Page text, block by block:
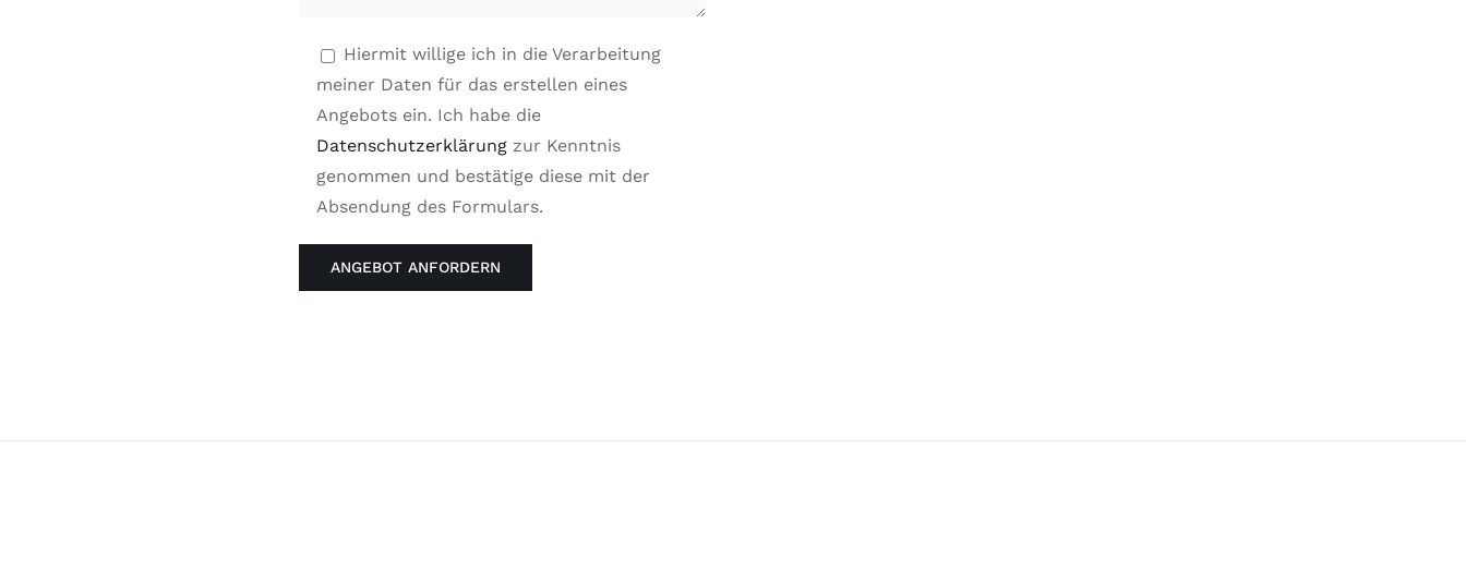
Hiermit willige ich in die Verarbeitung
meiner Daten für das erstellen eines
Angebots ein. Ich habe die
Datenschutzerklärung zur Kenntnis
genommen und bestätige diese mit der
Absendung des Formulars.